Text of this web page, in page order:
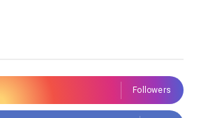
Followers